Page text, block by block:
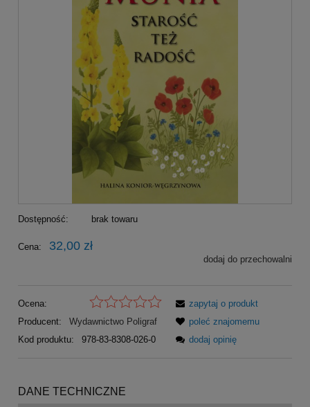
Dostępność: brak towaru
Cena: 32,00 zł
dodaj do przechowalni
Ocena:
Producent:
Wydawnictwo Poligraf
Kod produktu:
978-83-8308-026-0
zapytaj o produkt
poleć znajomemu
dodaj opinię
DANE TECHNICZNE